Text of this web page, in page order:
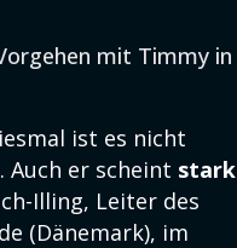
mit Timmy in
ist es nicht
er scheint stark
Illing, Leiter des
(Dänemark), im